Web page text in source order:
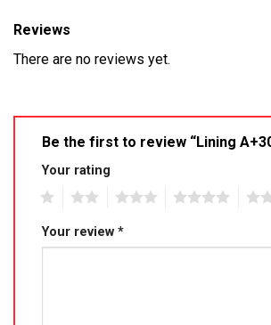
Reviews
There are no reviews yet.
Be the first to review “Lining
Your rating
Your review *